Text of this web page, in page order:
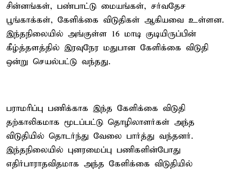
சின்னங்கள், பண்பாட்டு மையங்கள், சர்வதேச
பூங்காக்கள், கேளிக்கை விடுதிகள் ஆகியவை உள்ளன.
இந்தநிலையில் அங்குள்ள 16 மாடி குடியிருப்பின்
கீழ்த்தளத்தில் இரவுநேர மதுபான கேளிக்கை விடுதி
ஒன்று செயல்பட்டு வந்தது.
பராமரிப்பு பணிக்காக இந்த கேளிக்கை விடுதி
தற்காலிகமாக மூடப்பட்டு தொழிலாளர்கள் அந்த
விடுதியில் தொடர்ந்து வேலை பார்த்து வந்தனர்.
இந்தநிலையில் புனரமைப்பு பணிகளின்போது
எதிர்பாராதவிதமாக அந்த கேளிக்கை விடுதியில்